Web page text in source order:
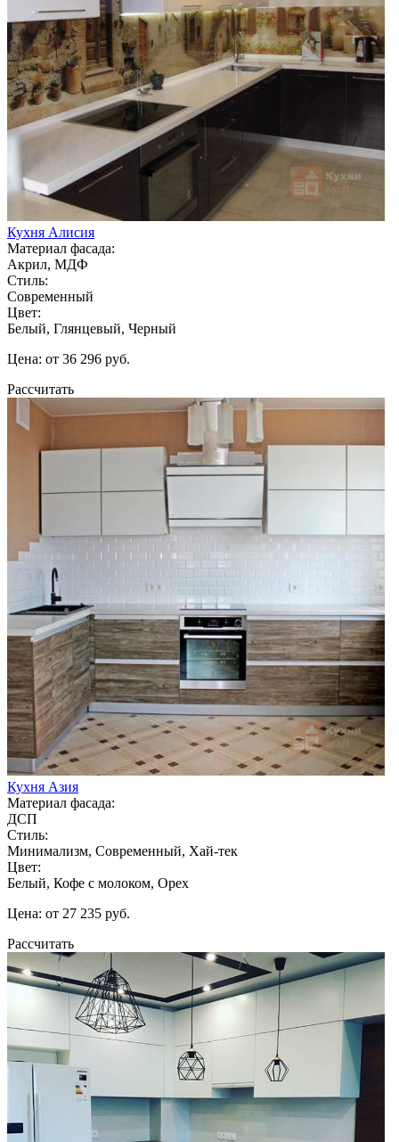
Кухня Алисия
Материал фасада:
Акрил, МДФ
Стиль:
Современный
Цвет:
Белый, Глянцевый, Черный
Цена: от 36 296 руб.
Рассчитать
Кухня Азия
Материал фасада:
ДСП
Стиль:
Минимализм, Современный, Хай-тек
Цвет:
Белый, Кофе с молоком, Орех
Цена: от 27 235 руб.
Рассчитать